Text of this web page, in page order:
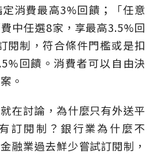
消費最高3%回饋；「任意
中任選8家，享最高3.5%回
閱制，符合條件門檻或是扣
回饋。消費者可以自由決
。
在討論，為什麼只有外送平
訂閱制？銀行業為什麼不
融業過去鮮少嘗試訂閱制，